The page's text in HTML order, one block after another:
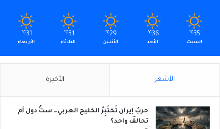
35
℃
السبت
36
℃
الأحد
29
℃
الأثنين
31
℃
الثلاثاء
31
℃
الأربعاء
الأشهر الأخيرة
حربُ إيران تَختَبِرُ الخليج العربي… ستُّ دول أم
تحالفٌ واحد؟